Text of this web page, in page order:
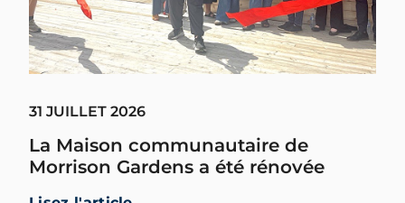
31 JUILLET 2026
La Maison communautaire de
Morrison Gardens a été rénovée